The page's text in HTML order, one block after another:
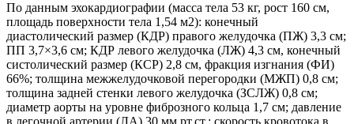
По данным эхокардиографии (масса тела 53 кг, рост 160 см,
площадь поверхности тела 1,54 м2): конечный
диастолический размер (КДР) правого желудочка (ПЖ) 3,3 см;
ПП 3,7×3,6 см; КДР левого желудочка (ЛЖ) 4,3 см, конечный
систолический размер (КСР) 2,8 см, фракция изгнания (ФИ)
66%; толщина межжелудочковой перегородки (МЖП) 0,8 см;
толщина задней стенки левого желудочка (ЗСЛЖ) 0,8 см;
диаметр аорты на уровне фиброзного кольца 1,7 см; давление